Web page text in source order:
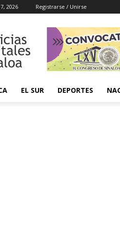
2026 Registrarse / Unirse
EL SUR DEPORTES